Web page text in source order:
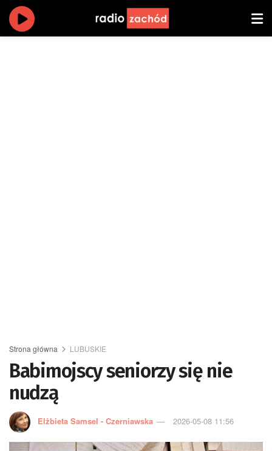
Strona główna LUBUSKIE
Babimojscy seniorzy się nie
nudzą
Elżbieta Samsel - Czerniawska 2026-05-08 11:56